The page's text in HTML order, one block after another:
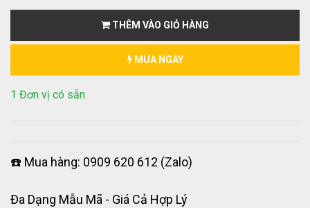
THÊM VÀO GIỎ HÀNG
MUA NGAY
1 Đơn vị có sẵn
☎️ Mua hàng: 0909 620 612 (Zalo)
Đa Dạng Mẫu Mã - Giá Cả Hợp Lý